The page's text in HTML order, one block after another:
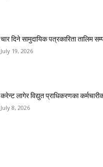
चार दिने सामुदायिक पत्रकारिता तालिम
July 19, 2026
करेन्ट लागेर विद्युत प्राधिकरणका
July 8, 2026